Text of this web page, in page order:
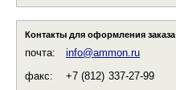
Контакты для оформления заказа
почта:
info@ammon.ru
факс:
+7 (812) 337-27-99